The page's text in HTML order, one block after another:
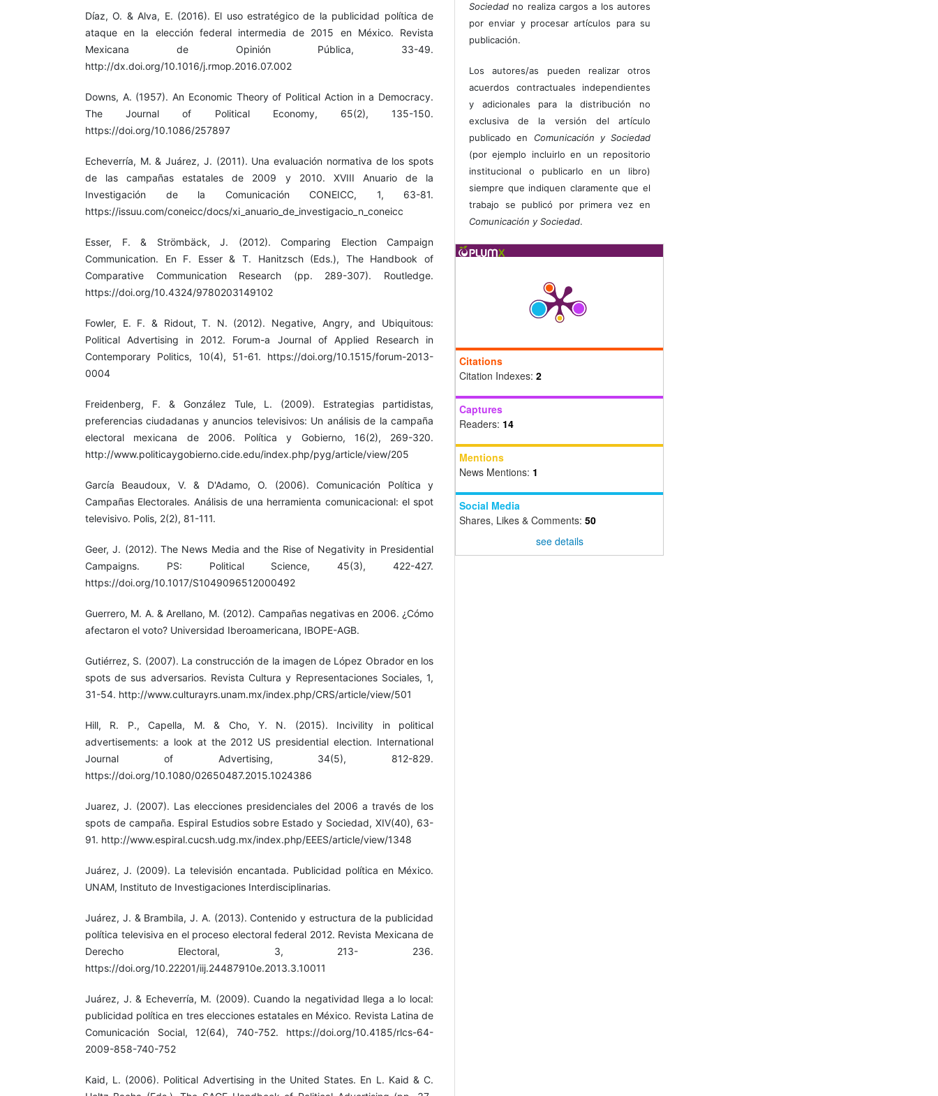
Díaz, O. & Alva, E. (2016). El uso estratégico de la publicidad política de
ataque en la elección federal intermedia de 2015 en México. Revista
Mexicana de Opinión Pública, 33-49.
http://dx.doi.org/10.1016/j.rmop.2016.07.002
Downs, A. (1957). An Economic Theory of Political Action in a Democracy.
The Journal of Political Economy, 65(2), 135-150.
https://doi.org/10.1086/257897
Echeverría, M. & Juárez, J. (2011). Una evaluación normativa de los spots
de las campañas estatales de 2009 y 2010. XVIII Anuario de la
Investigación de la Comunicación CONEICC, 1, 63-81.
https://issuu.com/coneicc/docs/xi_anuario_de_investigacio_n_coneicc
Esser, F. & Strömbäck, J. (2012). Comparing Election Campaign
Communication. En F. Esser & T. Hanitzsch (Eds.), The Handbook of
Comparative Communication Research (pp. 289-307). Routledge.
https://doi.org/10.4324/9780203149102
Fowler, E. F. & Ridout, T. N. (2012). Negative, Angry, and Ubiquitous:
Political Advertising in 2012. Forum-a Journal of Applied Research in
Contemporary Politics, 10(4), 51-61. https://doi.org/10.1515/forum-2013-
0004
Freidenberg, F. & González Tule, L. (2009). Estrategias partidistas,
preferencias ciudadanas y anuncios televisivos: Un análisis de la campaña
electoral mexicana de 2006. Política y Gobierno, 16(2), 269-320.
http://www.politicaygobierno.cide.edu/index.php/pyg/article/view/205
García Beaudoux, V. & D'Adamo, O. (2006). Comunicación Política y
Campañas Electorales. Análisis de una herramienta comunicacional: el spot
televisivo. Polis, 2(2), 81-111.
Geer, J. (2012). The News Media and the Rise of Negativity in Presidential
Campaigns. PS: Political Science, 45(3), 422-427.
https://doi.org/10.1017/S1049096512000492
Guerrero, M. A. & Arellano, M. (2012). Campañas negativas en 2006. ¿Cómo
afectaron el voto? Universidad Iberoamericana, IBOPE-AGB.
Gutiérrez, S. (2007). La construcción de la imagen de López Obrador en los
spots de sus adversarios. Revista Cultura y Representaciones Sociales, 1,
31-54. http://www.culturayrs.unam.mx/index.php/CRS/article/view/501
Hill, R. P., Capella, M. & Cho, Y. N. (2015). Incivility in political
advertisements: a look at the 2012 US presidential election. International
Journal of Advertising, 34(5), 812-829.
https://doi.org/10.1080/02650487.2015.1024386
Juarez, J. (2007). Las elecciones presidenciales del 2006 a través de los
spots de campaña. Espiral Estudios sobre Estado y Sociedad, XIV(40), 63-
91. http://www.espiral.cucsh.udg.mx/index.php/EEES/article/view/1348
Juárez, J. (2009). La televisión encantada. Publicidad política en México.
UNAM, Instituto de Investigaciones Interdisciplinarias.
Juárez, J. & Brambila, J. A. (2013). Contenido y estructura de la publicidad
política televisiva en el proceso electoral federal 2012. Revista Mexicana de
Derecho Electoral, 3, 213- 236.
https://doi.org/10.22201/iij.24487910e.2013.3.10011
Juárez, J. & Echeverría, M. (2009). Cuando la negatividad llega a lo local:
publicidad política en tres elecciones estatales en México. Revista Latina de
Comunicación Social, 12(64), 740-752. https://doi.org/10.4185/rlcs-64-
2009-858-740-752
Kaid, L. (2006). Political Advertising in the United States. En L. Kaid & C.
Sociedad no realiza cargos a los autores
por enviar y procesar artículos para su
publicación.
Los autores/as pueden realizar otros
acuerdos contractuales independientes
y adicionales para la distribución no
exclusiva de la versión del artículo
publicado en Comunicación y Sociedad
(por ejemplo incluirlo en un repositorio
institucional o publicarlo en un libro)
siempre que indiquen claramente que el
trabajo se publicó por primera vez en
Comunicación y Sociedad.
Citations
Citation Indexes: 2
Captures
Readers: 14
Mentions
News Mentions: 1
Social Media
Shares, Likes & Comments: 50
see details